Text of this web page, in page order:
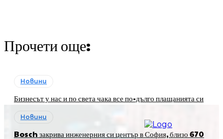
Прочети още:
Новини
Бизнесът у нас и по света чака все по-дълго плащанията си
Новини
Bosch закрива инженерния си център в София, близо 670